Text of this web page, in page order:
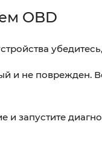
OBD
и не поврежден.
запустите